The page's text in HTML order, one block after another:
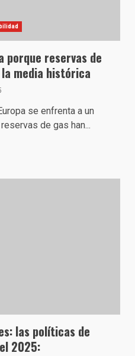
porque reservas de
media histórica
se enfrenta a un
de gas han...
las políticas de
2025: